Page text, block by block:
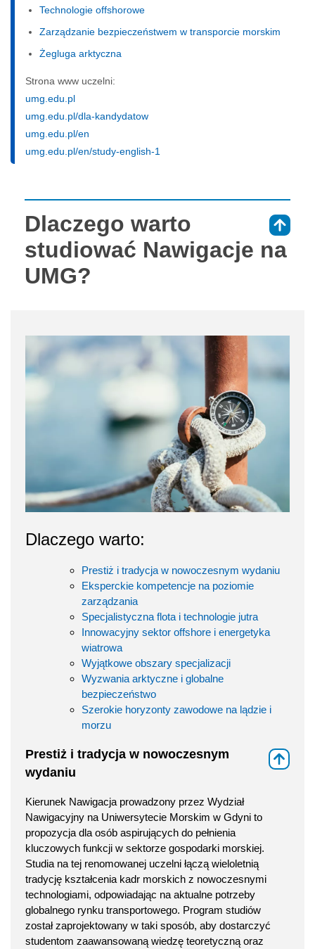
Technologie offshorowe
Zarządzanie bezpieczeństwem w transporcie morskim
Żegluga arktyczna
Strona www uczelni:
umg.edu.pl
umg.edu.pl/dla-kandydatow
umg.edu.pl/en
umg.edu.pl/en/study-english-1
Dlaczego warto
studiować Nawigacje na
UMG?
Dlaczego warto:
Prestiż i tradycja w nowoczesnym wydaniu
Eksperckie kompetencje na poziomie
zarządzania
Specjalistyczna flota i technologie jutra
Innowacyjny sektor offshore i energetyka
wiatrowa
Wyjątkowe obszary specjalizacji
Wyzwania arktyczne i globalne
bezpieczeństwo
Szerokie horyzonty zawodowe na lądzie i
morzu
Prestiż i tradycja w nowoczesnym
wydaniu
Kierunek Nawigacja prowadzony przez Wydział
Nawigacyjny na Uniwersytecie Morskim w Gdyni to
propozycja dla osób aspirujących do pełnienia
kluczowych funkcji w sektorze gospodarki morskiej.
Studia na tej renomowanej uczelni łączą wieloletnią
tradycję kształcenia kadr morskich z nowoczesnymi
technologiami, odpowiadając na aktualne potrzeby
globalnego rynku transportowego. Program studiów
został zaprojektowany w taki sposób, aby dostarczyć
studentom zaawansowaną wiedzę teoretyczną oraz